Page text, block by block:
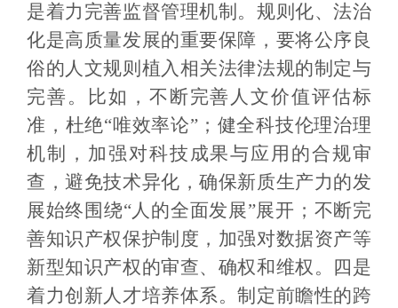
是着力完善监督管理机制。规则化、法治
化是高质量发展的重要保障，要将公序良
俗的人文规则植入相关法律法规的制定与
完善。比如，不断完善人文价值评估标
准，杜绝“唯效率论”；健全科技伦理治理
机制，加强对科技成果与应用的合规审
查，避免技术异化，确保新质生产力的发
展始终围绕“人的全面发展”展开；不断完
善知识产权保护制度，加强对数据资产等
新型知识产权的审查、确权和维权。四是
着力创新人才培养体系。制定前瞻性的跨